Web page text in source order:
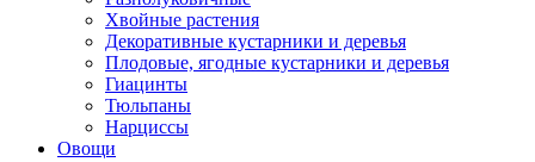
Хвойные растения
Декоративные кустарники и деревья
Плодовые, ягодные кустарники и деревья
Гиацинты
Тюльпаны
Нарциссы
Овощи